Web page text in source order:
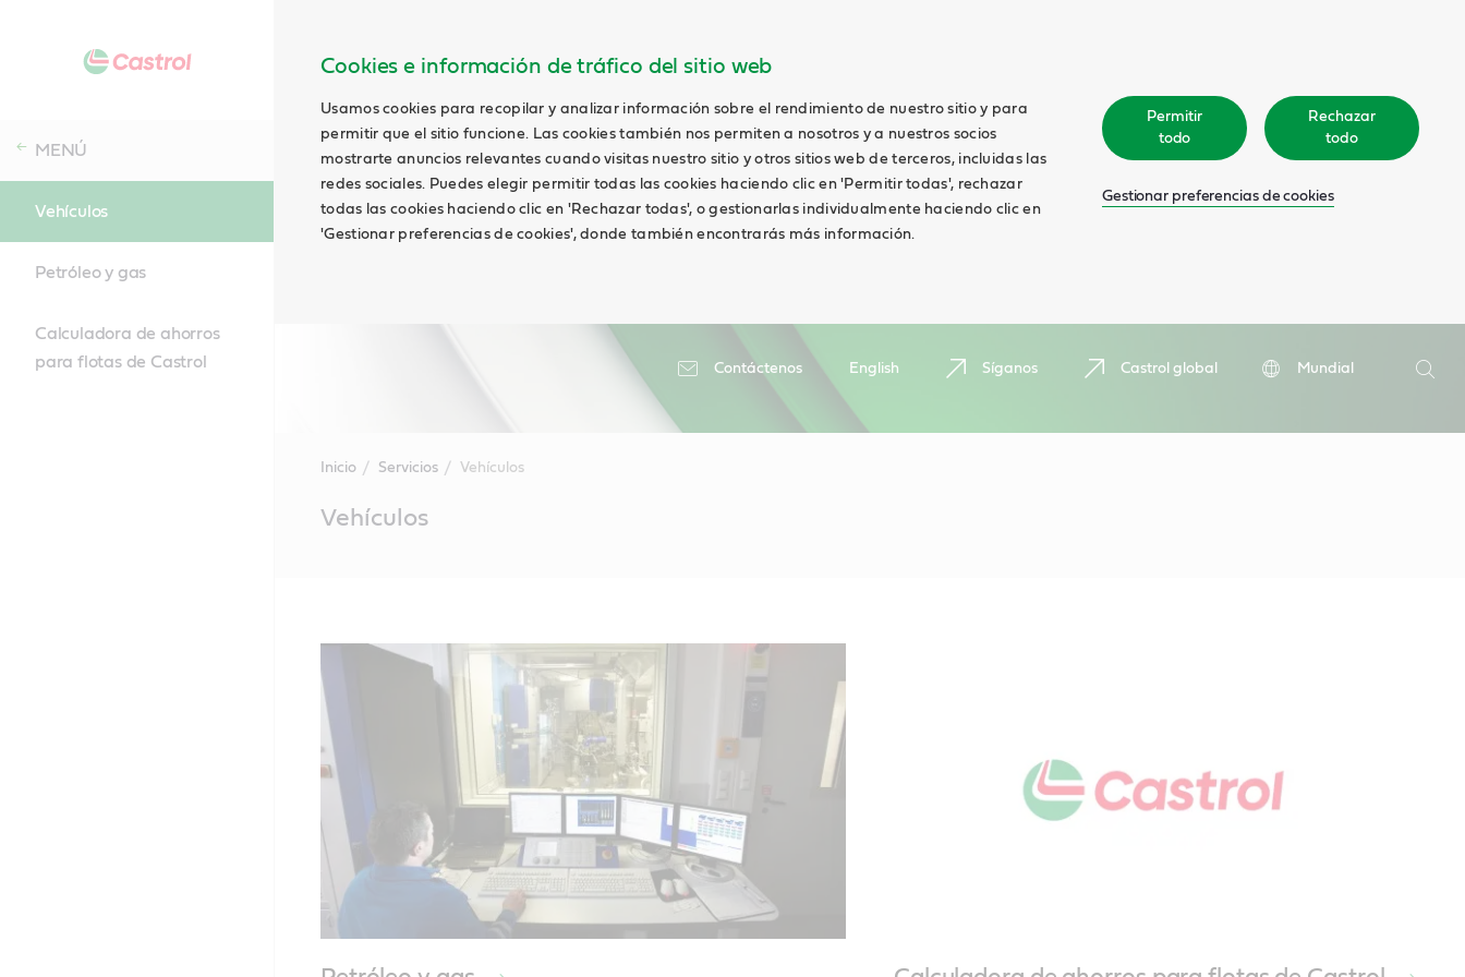
Cookies e información de tráfico del sitio web
Usamos cookies para recopilar y analizar información sobre el rendimiento de nuestro sitio y para
permitir que el sitio funcione. Las cookies también nos permiten a nosotros y a nuestros socios
mostrarte anuncios relevantes cuando visitas nuestro sitio y otros sitios web de terceros, incluidas las
redes sociales. Puedes elegir permitir todas las cookies haciendo clic en 'Permitir todas', rechazar
todas las cookies haciendo clic en 'Rechazar todas', o gestionarlas individualmente haciendo clic en
'Gestionar preferencias de cookies', donde también encontrarás más información.
Permitir
todo
Rechazar
todo
Gestionar preferencias de cookies
Contáctenos English Síganos Castrol global
Mundial
Search
MENÚ
Vehículos
Petróleo y gas
Calculadora de ahorros
para flotas de Castrol
Inicio Servicios Vehículos
ContentVehículos